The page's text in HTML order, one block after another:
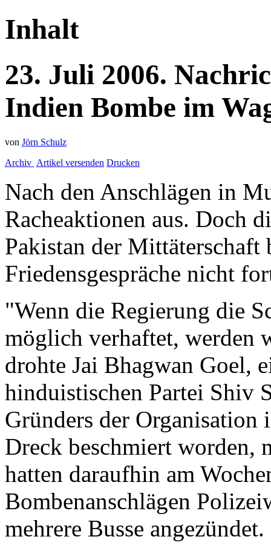
Inhalt
23. Juli 2006.
Indien Bombe im
von Jörn Schulz
Archiv Artikel versenden Drucken
Nach den Anschlägen in
Racheaktionen aus. Doch
Pakistan der
Friedensgespräche nicht
"Wenn die Regierung die
möglich verhaftet, werden
drohte Jai Bhagwan Goel,
hinduistischen Partei Shiv
Gründers der
Dreck beschmiert worden,
hatten daraufhin am
Bombenanschlägen
mehrere Busse angezündet.